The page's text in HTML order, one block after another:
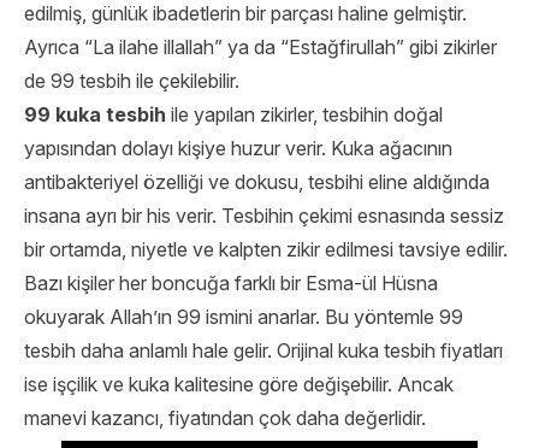
edilmiş, günlük ibadetlerin bir parçası haline gelmiştir.
Ayrıca “La ilahe illallah” ya da “Estağfirullah” gibi zikirler
de 99 tesbih ile çekilebilir.
99 kuka tesbih ile yapılan zikirler, tesbihin doğal
yapısından dolayı kişiye huzur verir. Kuka ağacının
antibakteriyel özelliği ve dokusu, tesbihi eline aldığında
insana ayrı bir his verir. Tesbihin çekimi esnasında sessiz
bir ortamda, niyetle ve kalpten zikir edilmesi tavsiye edilir.
Bazı kişiler her boncuğa farklı bir Esma-ül Hüsna
okuyarak Allah’ın 99 ismini anarlar. Bu yöntemle 99
tesbih daha anlamlı hale gelir. Orijinal kuka tesbih fiyatları
ise işçilik ve kuka kalitesine göre değişebilir. Ancak
manevi kazancı, fiyatından çok daha değerlidir.